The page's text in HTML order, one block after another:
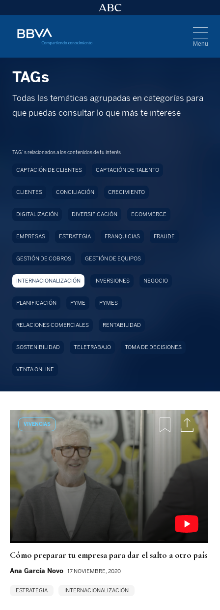
Menu
TAGs
Todas las temáticas agrupadas en categorías para
que puedas consultar lo que más te interese
TAG`s relacionados a los contenidos de tu interés
CAPTACIÓN DE CLIENTES CAPTACIÓN DE TALENTO
CLIENTES CONCILIACIÓN CRECIMIENTO
DIGITALIZACIÓN DIVERSIFICACIÓN ECOMMERCE
EMPRESAS ESTRATEGIA FRANQUICIAS FRAUDE
GESTIÓN DE COBROS GESTIÓN DE EQUIPOS
INTERNACIONALIZACIÓN INVERSIONES NEGOCIO
PLANIFICACIÓN PYME PYMES
RELACIONES COMERCIALES RENTABILIDAD
SOSTENIBILIDAD TELETRABAJO TOMA DE DECISIONES
VENTA ONLINE
VIVENCIAS
Cómo preparar tu empresa para dar el salto a otro país
Ana García Novo 17 NOVIEMBRE, 2020
ESTRATEGIA INTERNACIONALIZACIÓN